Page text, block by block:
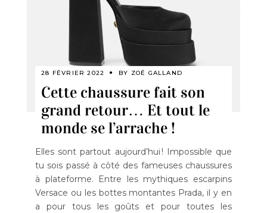
28 FÉVRIER 2022 BY ZOÉ GALLAND
Cette chaussure fait son
grand retour… Et tout le
monde se l’arrache !
Elles sont partout aujourd’hui ! Impossible que
tu sois passé à côté des fameuses chaussures
à plateforme. Entre les mythiques escarpins
Versace ou les bottes montantes Prada, il y en
a pour tous les goûts et pour toutes les